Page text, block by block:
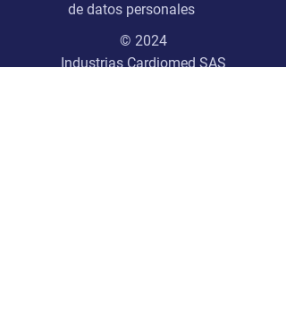
de datos personales
© 2024
Industrias Cardiomed SAS